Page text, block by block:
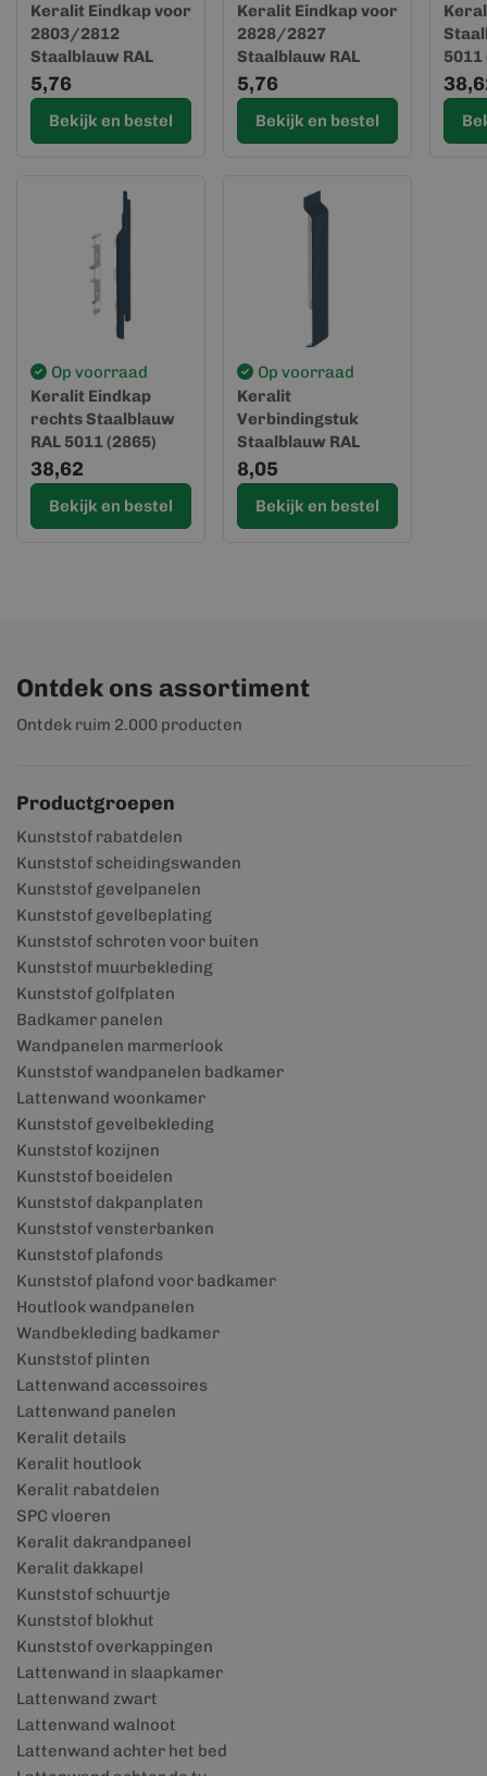
Keralit Eindkap voor
2803/2812
Staalblauw RAL
5011 (2822)
5,76
Bekijk en bestel
Keralit Eindkap voor
2828/2827
Staalblauw RAL
5011 (2829)
5,76
Bekijk en bestel
5011
Op voorraad
Keralit Eindkap
rechts Staalblauw
RAL 5011 (2865)
(Sponningdeel 143)
38,62
Bekijk en bestel
Op voorraad
Keralit
Verbindingstuk
Staalblauw RAL
5011 (2813)
(Sponningdeel 143)
8,05
Bekijk en bestel
Ontdek ons assortiment
Ontdek ruim 2.000 producten
Productgroepen
Kunststof rabatdelen
Kunststof scheidingswanden
Kunststof gevelpanelen
Kunststof gevelbeplating
Kunststof schroten voor buiten
Kunststof muurbekleding
Kunststof golfplaten
Badkamer panelen
Wandpanelen marmerlook
Kunststof wandpanelen badkamer
Lattenwand woonkamer
Kunststof gevelbekleding
Kunststof kozijnen
Kunststof boeidelen
Kunststof dakpanplaten
Kunststof vensterbanken
Kunststof plafonds
Kunststof plafond voor badkamer
Houtlook wandpanelen
Wandbekleding badkamer
Kunststof plinten
Lattenwand accessoires
Lattenwand panelen
Keralit details
Keralit houtlook
Keralit rabatdelen
SPC vloeren
Keralit dakrandpaneel
Keralit dakkapel
Kunststof schuurtje
Kunststof blokhut
Kunststof overkappingen
Lattenwand in slaapkamer
Lattenwand zwart
Lattenwand walnoot
Lattenwand achter het bed